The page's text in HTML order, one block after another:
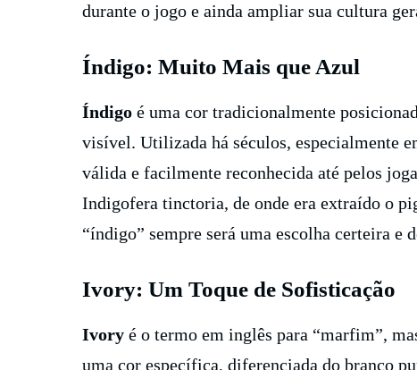
durante o jogo e ainda ampliar sua cultura
Índigo: Muito Mais que Azul
Índigo é uma cor tradicionalmente
visível. Utilizada há séculos, especialmente
válida e facilmente reconhecida até pelos
Indigofera tinctoria, de onde era extraído o
“índigo” sempre será uma escolha certeira e
Ivory: Um Toque de Sofisticação
Ivory é o termo em inglês para “marfim”,
uma cor específica, diferenciada do branco